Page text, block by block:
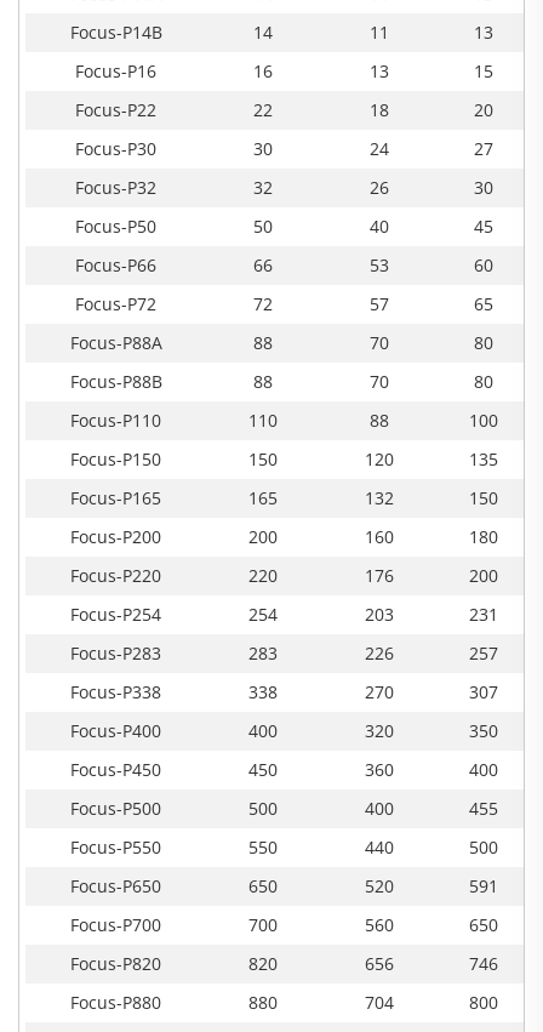
Focus-P14B
14 11
13
Focus-P16
16 13
15
Focus-P22
22 18
20
Focus-P30
30 24
27
Focus-P32
32 26
30
Focus-P50
50 40
45
Focus-P66
66 53
60
Focus-P72
72 57
65
Focus-P88A
88 70
80
Focus-P88B
88 70
80
Focus-P110
110 88
100
Focus-P150
150 120
135
Focus-P165
165 132
150
Focus-P200
200 160
180
Focus-P220
220 176
200
Focus-P254
254 203
231
Focus-P283
283 226
257
Focus-P338
338 270
307
Focus-P400
400 320
350
Focus-P450
450 360
400
Focus-P500
500 400
455
Focus-P550
550 440
500
Focus-P650
650 520
591
Focus-P700
700 560
650
Focus-P820
820 656
746
Focus-P880
880 704
800